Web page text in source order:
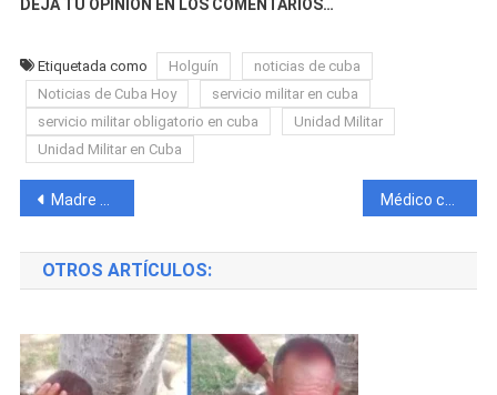
DEJA TU OPINIÓN EN LOS COMENTARIOS…
Etiquetada como Holguín
noticias de cuba
Noticias de Cuba Hoy
servicio militar en cuba
servicio militar obligatorio en cuba
Unidad Militar
Unidad Militar en Cuba
Navegación
de
entradas
Madre de dos niñas pide ayuda desesperadamente tras quedar en la calle después de que su edificio se derrumbara Médico cubano es brutalmente asesinado durante un apagón en Artemisa
OTROS ARTÍCULOS: